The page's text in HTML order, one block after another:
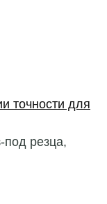
точности для
под резца,